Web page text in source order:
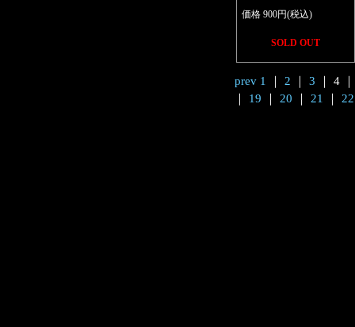
価格 900円(税込)
SOLD OUT
prev 1 2 3 ｜ 4
19 20 21 22